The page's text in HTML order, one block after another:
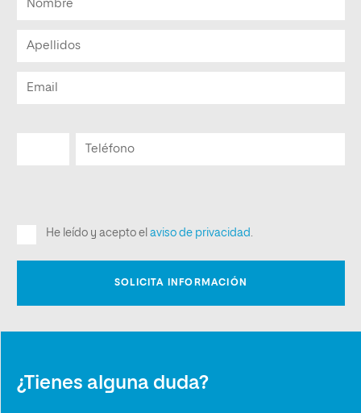
¿Tienes alguna duda?